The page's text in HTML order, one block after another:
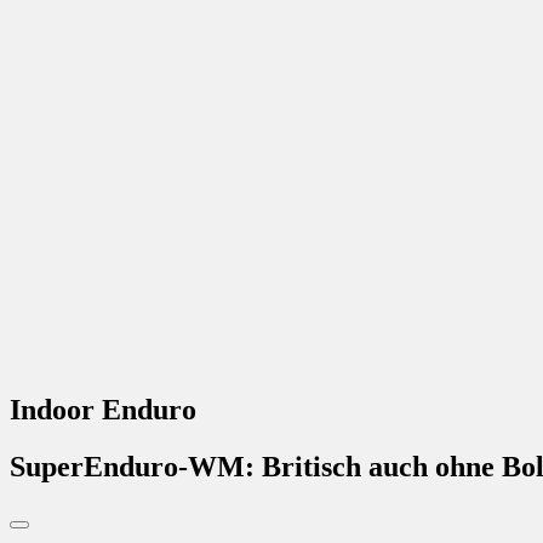
Indoor Enduro
SuperEnduro-WM: Britisch auch ohne